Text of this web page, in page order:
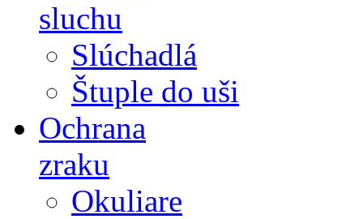
sluchu
Slúchadlá
Štuple do uši
Ochrana
zraku
Okuliare